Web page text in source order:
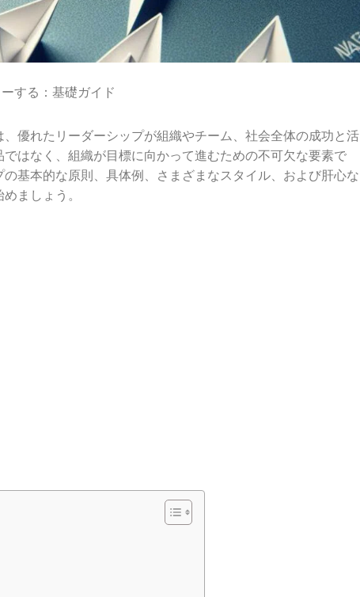
する：基礎ガイド
優れたリーダーシップが組織やチーム、社会全体の成功と活
はなく、組織が目標に向かって進むための不可欠な要素で
基本的な原則、具体例、さまざまなスタイル、および肝心な
ましょう。